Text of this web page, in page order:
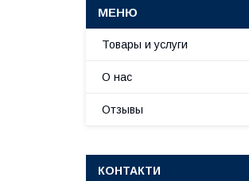
Товары и услуги
О нас
Отзывы
КОНТАКТИ